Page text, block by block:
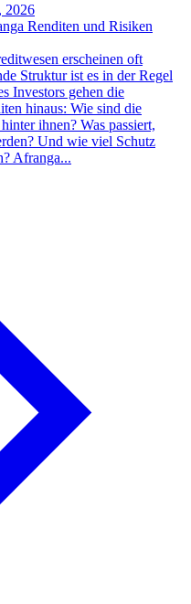
2026
Renditen und Risiken
erscheinen oft
Struktur ist es in der Regel
Investors gehen die
hinaus: Wie sind die
ihnen? Was passiert,
Und wie viel Schutz
Afranga...